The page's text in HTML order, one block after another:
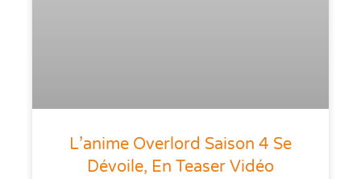
L’anime Overlord Saison 4 Se
Dévoile, En Teaser Vidéo